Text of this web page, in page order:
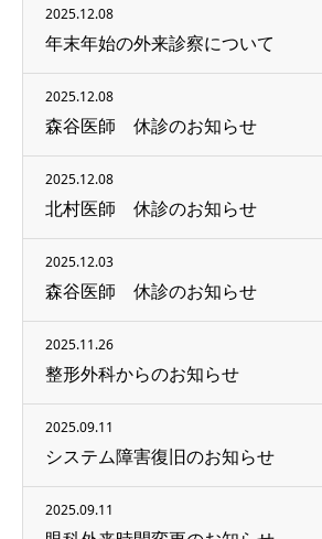
2025.12.08
年末年始の外来診察について
2025.12.08
森谷医師 休診のお知らせ
2025.12.08
北村医師 休診のお知らせ
2025.12.03
森谷医師 休診のお知らせ
2025.11.26
整形外科からのお知らせ
2025.09.11
システム障害復旧のお知らせ
2025.09.11